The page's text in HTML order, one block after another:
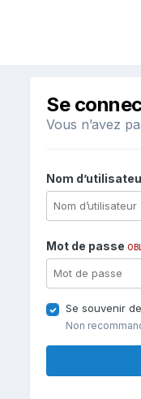
Se
Vous n’avez
Nom
Mot de passe
Se souvenir
Non